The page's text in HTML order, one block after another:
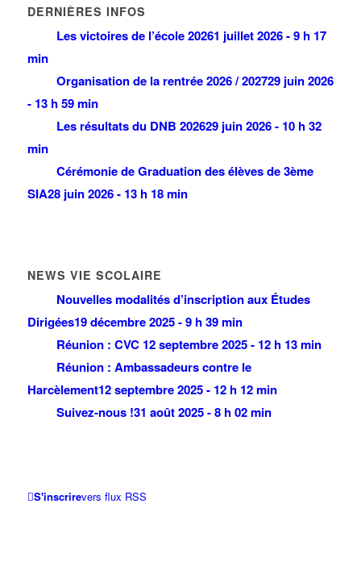
DERNIÈRES INFOS
Les victoires de l’école 20261 juillet 2026 - 9 h 17
min
Organisation de la rentrée 2026 / 202729 juin 2026
- 13 h 59 min
Les résultats du DNB 202629 juin 2026 - 10 h 32
min
Cérémonie de Graduation des élèves de 3ème
SIA28 juin 2026 - 13 h 18 min
NEWS VIE SCOLAIRE
Nouvelles modalités d’inscription aux Études
Dirigées19 décembre 2025 - 9 h 39 min
Réunion : CVC 12 septembre 2025 - 12 h 13 min
Réunion : Ambassadeurs contre le
Harcèlement12 septembre 2025 - 12 h 12 min
Suivez-nous !31 août 2025 - 8 h 02 min
S'inscrirevers flux RSS